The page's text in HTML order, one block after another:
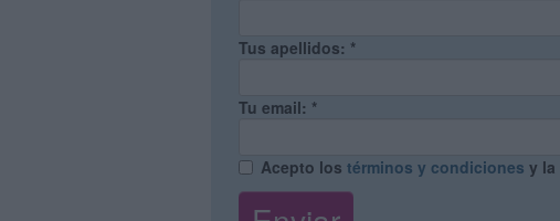
Tus apellidos: *
Tu email: *
Acepto los términos y condiciones y la